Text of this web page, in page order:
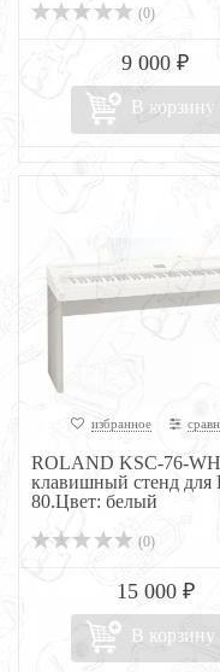
(0)
9 000 ₽
В корзину
избранное
ROLAND KSC-76-
клавишный стенд для
80.Цвет: белый
(0)
15 000 ₽
В корзину